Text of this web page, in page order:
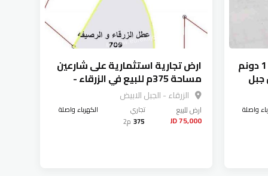
قطع أراضي عدد 5 مساحتهم 1 دونم
جبل
واصلة
ارض تجارية استثمارية على شارعين
مساحة 375م للبيع في الزرقاء -
الجبل الابيض
الزرقاء - الجبل الابيض
ارضللبيع
75,000 JD
تجاري
الكهرباء واصلة
375 م2